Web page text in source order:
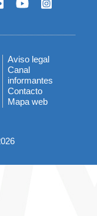
Menú
del
pie
Aviso legal
Canal
informantes
Contacto
Mapa web